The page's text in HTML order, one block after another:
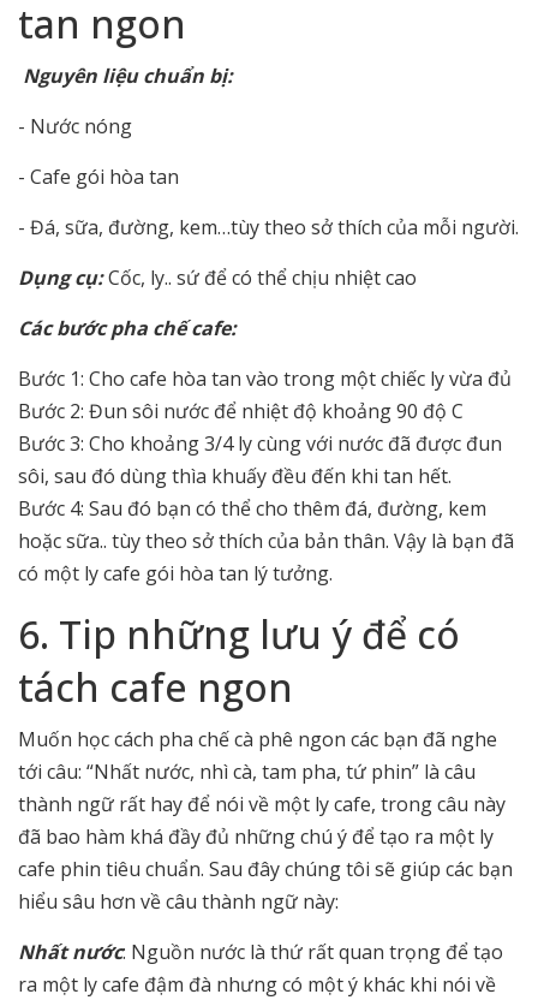
tan ngon
Nguyên liệu chuẩn bị:
- Nước nóng
- Cafe gói hòa tan
- Đá, sữa, đường, kem…tùy theo sở thích của mỗi người.
Dụng cụ:Cốc, ly.. sứ để có thể chịu nhiệt cao
Các bước pha chế cafe:
Bước 1: Cho cafe hòa tan vào trong một chiếc ly vừa đủ
Bước 2: Đun sôi nước để nhiệt độ khoảng 90 độ C
Bước 3: Cho khoảng 3/4 ly cùng với nước đã được đun
sôi, sau đó dùng thìa khuấy đều đến khi tan hết.
Bước 4: Sau đó bạn có thể cho thêm đá, đường, kem
hoặc sữa.. tùy theo sở thích của bản thân. Vậy là bạn đã
có một ly cafe gói hòa tan lý tưởng.
6. Tip những lưu ý để có
tách cafe ngon
Muốn học cách pha chế cà phê ngon các bạn đã nghe
tới câu: “Nhất nước, nhì cà, tam pha, tứ phin” là câu
thành ngữ rất hay để nói về một ly cafe, trong câu này
đã bao hàm khá đầy đủ những chú ý để tạo ra một ly
cafe phin tiêu chuẩn. Sau đây chúng tôi sẽ giúp các bạn
hiểu sâu hơn về câu thành ngữ này:
Nhất nước: Nguồn nước là thứ rất quan trọng để tạo
ra một ly cafe đậm đà nhưng có một ý khác khi nói về